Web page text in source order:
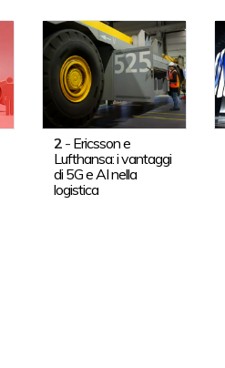
2- Ericsson e
Lufthansa: i vantaggi
di 5G e AI nella
logistica